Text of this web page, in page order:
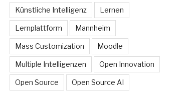
Künstliche Intelligenz Lernen
Lernplattform Mannheim
Mass Customization Moodle
Multiple Intelligenzen Open Innovation
Open Source Open Source AI